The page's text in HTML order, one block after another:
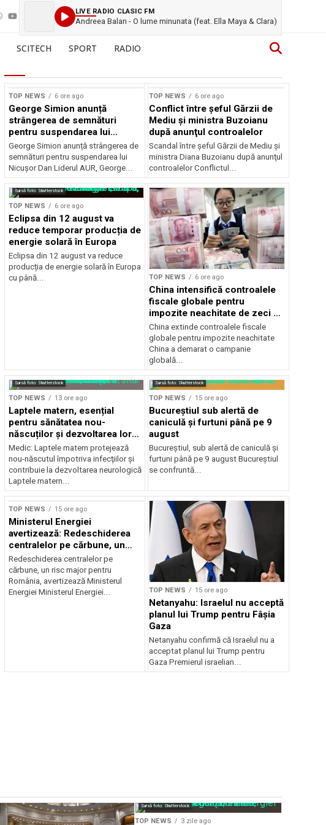
LIVE RADIO CLASIC FM
Andreea Balan - O lume minunata (feat. Ella Maya & Clara)
SCITECH SPORT RADIO
TOP NEWS 6 ore ago
George Simion anunță
strângerea de semnături
pentru suspendarea lui
Nicușor Dan
George Simion anunță strângerea de
semnături pentru suspendarea lui
Nicușor Dan Liderul AUR, George...
TOP NEWS 6 ore ago
Conflict între şeful Gărzii de
Mediu şi ministra Buzoianu
după anunţul controalelor
Scandal între şeful Gărzii de Mediu şi
ministra Diana Buzoianu după anunţul
controalelor Conflictul...
Sursă foto: Shutterstock
TOP NEWS 6 ore ago
Eclipsa din 12 august va
reduce temporar producția de
energie solară în Europa
Eclipsa din 12 august va reduce
producția de energie solară în Europa
cu până...
TOP NEWS 6 ore ago
China intensifică controalele
fiscale globale pentru
impozite neachitate de zeci de
ani
China extinde controalele fiscale
globale pentru impozite neachitate
China a demarat o campanie
globală...
Sursă foto: Shutterstock
TOP NEWS 13 ore ago
Laptele matern, esențial
pentru sănătatea nou-
născuților și dezvoltarea lor
neurologică
Medic: Laptele matern protejează
nou-născutul împotriva infecţiilor şi
contribuie la dezvoltarea neurologică
Laptele matern...
Sursă foto: Shutterstock
TOP NEWS 15 ore ago
Bucureștiul sub alertă de
caniculă și furtuni până pe 9
august
Bucureștiul, sub alertă de caniculă și
furtuni până pe 9 august Bucureștiul
se confruntă...
TOP NEWS 15 ore ago
Ministerul Energiei
avertizează: Redeschiderea
centralelor pe cărbune, un
risc major pentru România
Redeschiderea centralelor pe
cărbune, un risc major pentru
România, avertizează Ministerul
Energiei Ministerul Energiei...
TOP NEWS 15 ore ago
Netanyahu: Israelul nu acceptă
planul lui Trump pentru Fâșia
Gaza
Netanyahu confirmă că Israelul nu a
acceptat planul lui Trump pentru
Gaza Premierul israelian...
Sursă foto: Shutterstock
TOP NEWS 3 zile ago